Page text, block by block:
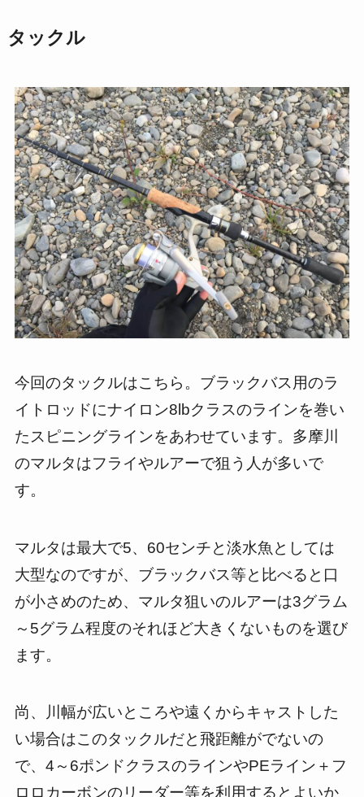
タックル
今回のタックルはこちら。ブラックバス用のラ
イトロッドにナイロン8lbクラスのラインを巻い
たスピニングラインをあわせています。多摩川
のマルタはフライやルアーで狙う人が多いで
す。
マルタは最大で5、60センチと淡水魚としては
大型なのですが、ブラックバス等と比べると口
が小さめのため、マルタ狙いのルアーは3グラム
～5グラム程度のそれほど大きくないものを選び
ます。
尚、川幅が広いところや遠くからキャストした
い場合はこのタックルだと飛距離がでないの
で、4～6ポンドクラスのラインやPEライン＋フ
ロロカーボンのリーダー等を利用するとよいか